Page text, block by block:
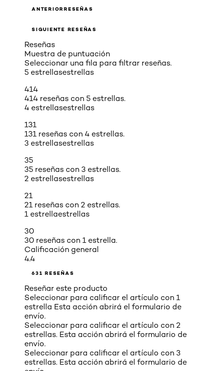
ANTERIORRESEÑAS
SIGUIENTE RESEÑAS
Reseñas
Muestra de puntuación
Seleccionar una fila para filtrar reseñas.
5 estrellasestrellas
414
414 reseñas con 5 estrellas.
4 estrellasestrellas
131
131 reseñas con 4 estrellas.
3 estrellasestrellas
35
35 reseñas con 3 estrellas.
2 estrellasestrellas
21
21 reseñas con 2 estrellas.
1 estrellaestrellas
30
30 reseñas con 1 estrella.
Calificación general
4.4
631 RESEÑAS
Reseñar este producto
Seleccionar para calificar el artículo con 1
estrella Esta acción abrirá el formulario de
envío.
Seleccionar para calificar el artículo con 2
estrellas. Esta acción abrirá el formulario de
envío.
Seleccionar para calificar el artículo con 3
estrellas. Esta acción abrirá el formulario de